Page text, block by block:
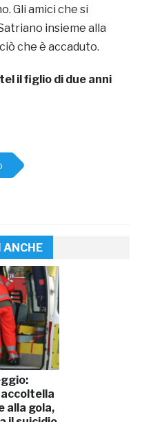
Gli amici che si
insieme alla
che è accaduto.
il figlio di due anni
ANCHE
alla gola,